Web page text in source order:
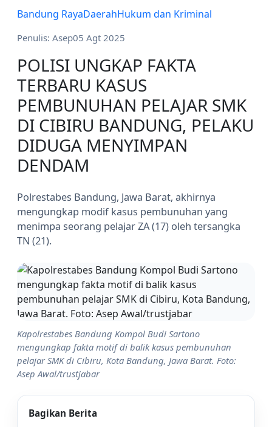
Bandung RayaDaerahHukum dan Kriminal
Penulis: Asep05 Agt 2025
POLISI UNGKAP FAKTA
TERBARU KASUS
PEMBUNUHAN PELAJAR SMK
DI CIBIRU BANDUNG, PELAKU
DIDUGA MENYIMPAN
DENDAM
Polrestabes Bandung, Jawa Barat, akhirnya
mengungkap modif kasus pembunuhan yang
menimpa seorang pelajar ZA (17) oleh tersangka
TN (21).
Kapolrestabes Bandung Kompol Budi Sartono
mengungkap fakta motif di balik kasus pembunuhan
pelajar SMK di Cibiru, Kota Bandung, Jawa Barat. Foto:
Asep Awal/trustjabar
Bagikan Berita